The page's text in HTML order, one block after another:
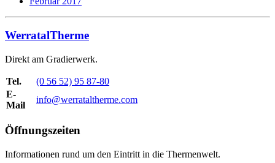
WerratalTherme
Direkt am Gradierwerk.
Tel.
(0 56 52) 95 87-80
E-
Mail
info@werrataltherme.com
Öffnungszeiten
Informationen rund um den Eintritt in die Thermenwelt.